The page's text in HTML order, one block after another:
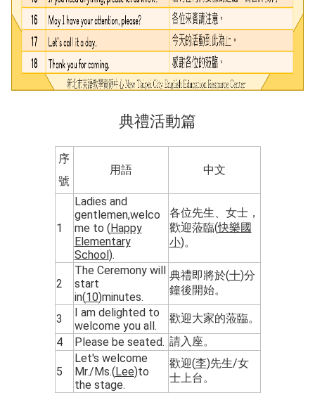
典禮活動篇
序
號
用語 中文
1
Ladies and
gentlemen,welco
me to ( Happy
Elementary
School ).
各位先生、女士，
歡迎蒞臨(快樂國
小)。
2
The Ceremony will
start
in(10)minutes.
典禮即將於(十)分
鐘後開始。
3
I am delighted to
welcome you all.
歡迎大家的蒞臨。
4
Please be seated. 請入座。
5
Let's welcome
Mr./Ms.( Lee)to
the stage.
歡迎(李)先生/女
士上台。